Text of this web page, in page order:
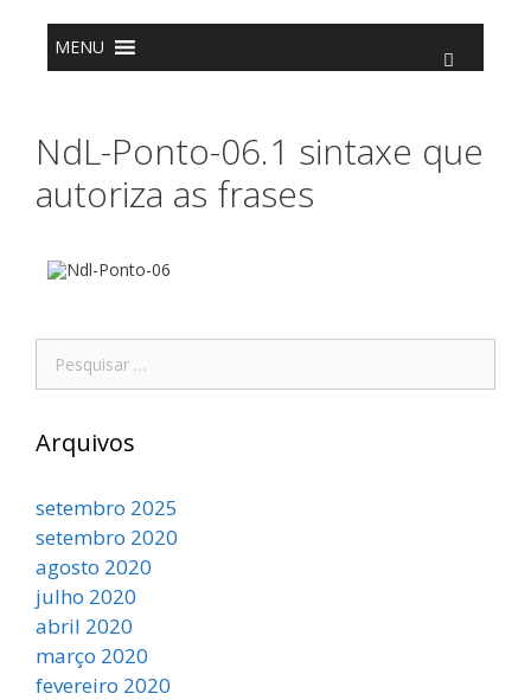
conteúdo
MENU
NdL-Ponto-06.1 sintaxe que
autoriza as frases
Arquivos
setembro 2025
setembro 2020
agosto 2020
julho 2020
abril 2020
março 2020
fevereiro 2020